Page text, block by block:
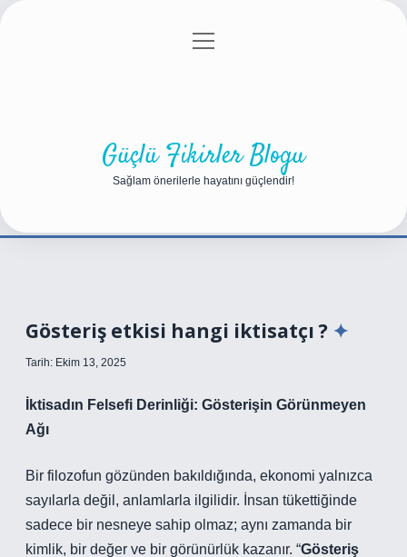
Gizlilik Politikası
menüyü
Güçlü Fikirler Blogu
Sağlam önerilerle hayatını güçlendir!
Gösteriş etkisi hangi iktisatçı ?
Tarih: Ekim 13, 2025
İktisadın Felsefi Derinliği: Gösterişin Görünmeyen
Ağı
Bir filozofun gözünden bakıldığında, ekonomi yalnızca
sayılarla değil, anlamlarla ilgilidir. İnsan tükettiğinde
sadece bir nesneye sahip olmaz; aynı zamanda bir
kimlik, bir değer ve bir görünürlük kazanır. “Gösteriş